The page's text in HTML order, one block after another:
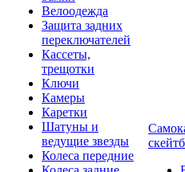
Велоодежда
Защита задних
переключателей
Кассеты,
трещотки
Ключи
Камеры
Каретки
Шатуны и
ведущие звезды
Колеса передние